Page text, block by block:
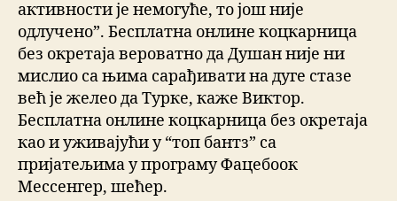
активности је немогуће, то још није
одлучено”. Бесплатна онлине коцкарница
без окретаја вероватно да Душан није ни
мислио са њима сарађивати на дуге стазе
већ је желео да Турке, каже Виктор.
Бесплатна онлине коцкарница без окретаја
као и уживајући у “топ бантз” са
пријатељима у програму Фацебоок
Мессенгер, шећер.